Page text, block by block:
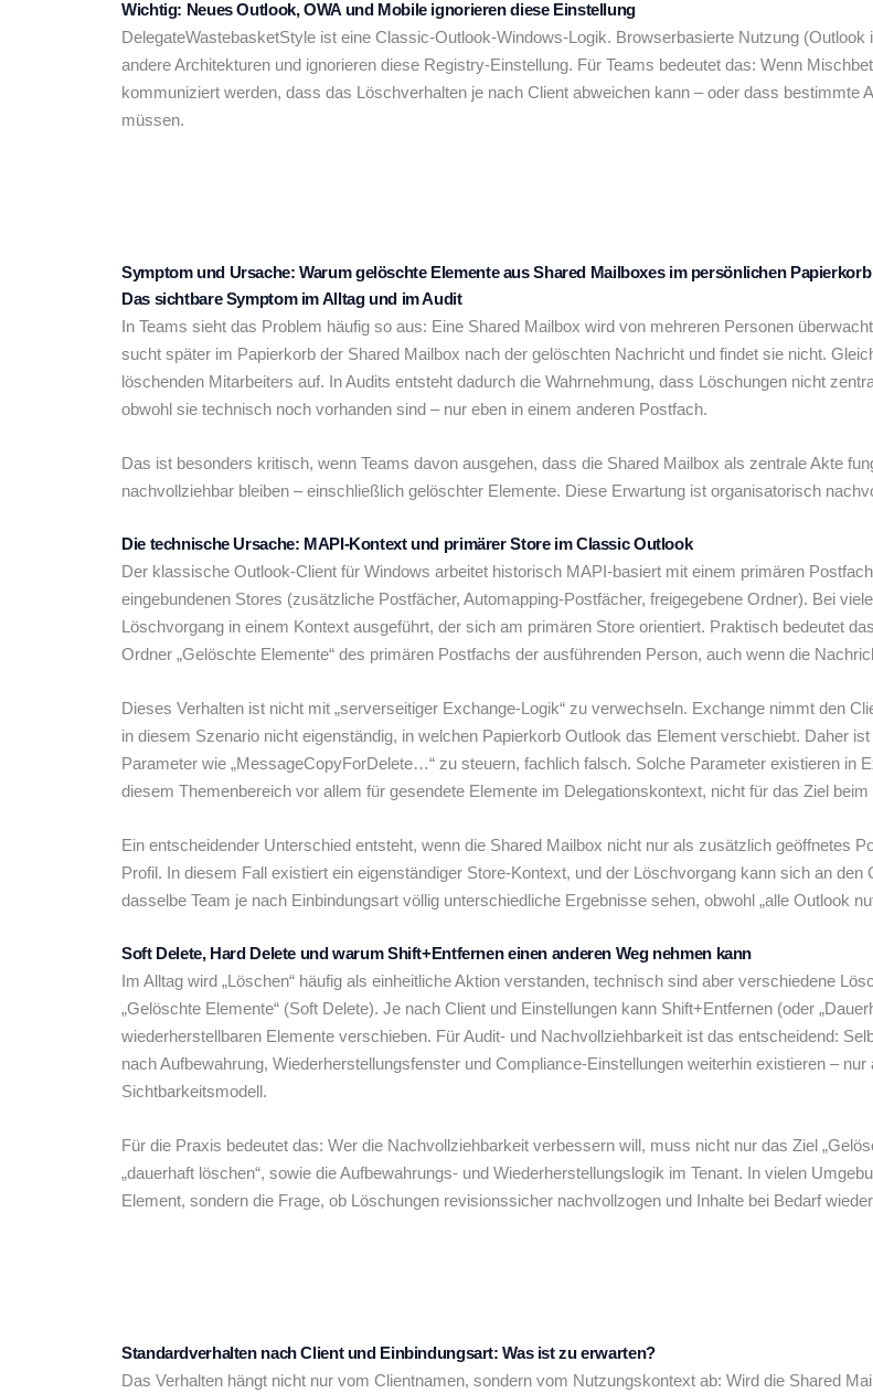
Wichtig: Neues Outlook, OWA und Mobile ignorieren diese Einstellung
DelegateWastebasketStyle ist eine Classic-Outlook-Windows-Logik. Browserbasierte Nutzung
andere Architekturen und ignorieren diese Registry-Einstellung. Für Teams bedeutet das: Wenn
kommuniziert werden, dass das Löschverhalten je nach Client abweichen kann – oder dass bestimmte
müssen.
Symptom und Ursache: Warum gelöschte Elemente aus Shared Mailboxes im persönlichen
Das sichtbare Symptom im Alltag und im Audit
In Teams sieht das Problem häufig so aus: Eine Shared Mailbox wird von mehreren Personen
sucht später im Papierkorb der Shared Mailbox nach der gelöschten Nachricht und findet sie nicht.
löschenden Mitarbeiters auf. In Audits entsteht dadurch die Wahrnehmung, dass Löschungen nicht
obwohl sie technisch noch vorhanden sind – nur eben in einem anderen Postfach.
Das ist besonders kritisch, wenn Teams davon ausgehen, dass die Shared Mailbox als zentrale Akte
nachvollziehbar bleiben – einschließlich gelöschter Elemente. Diese Erwartung ist organisatorisch
Die technische Ursache: MAPI-Kontext und primärer Store im Classic Outlook
Der klassische Outlook-Client für Windows arbeitet historisch MAPI-basiert mit einem primären
eingebundenen Stores (zusätzliche Postfächer, Automapping-Postfächer, freigegebene Ordner). Bei
Löschvorgang in einem Kontext ausgeführt, der sich am primären Store orientiert. Praktisch bedeutet
Ordner „Gelöschte Elemente“ des primären Postfachs der ausführenden Person, auch wenn die
Dieses Verhalten ist nicht mit „serverseitiger Exchange-Logik“ zu verwechseln. Exchange nimmt den
in diesem Szenario nicht eigenständig, in welchen Papierkorb Outlook das Element verschiebt. Daher
Parameter wie „MessageCopyForDelete…“ zu steuern, fachlich falsch. Solche Parameter existieren in
diesem Themenbereich vor allem für gesendete Elemente im Delegationskontext, nicht für das Ziel beim
Ein entscheidender Unterschied entsteht, wenn die Shared Mailbox nicht nur als zusätzlich geöffnetes
Profil. In diesem Fall existiert ein eigenständiger Store-Kontext, und der Löschvorgang kann sich an
dasselbe Team je nach Einbindungsart völlig unterschiedliche Ergebnisse sehen, obwohl „alle Outlook
Soft Delete, Hard Delete und warum Shift+Entfernen einen anderen Weg nehmen kann
Im Alltag wird „Löschen“ häufig als einheitliche Aktion verstanden, technisch sind aber verschiedene
„Gelöschte Elemente“ (Soft Delete). Je nach Client und Einstellungen kann Shift+Entfernen (oder
wiederherstellbaren Elemente verschieben. Für Audit- und Nachvollziehbarkeit ist das entscheidend:
nach Aufbewahrung, Wiederherstellungsfenster und Compliance-Einstellungen weiterhin existieren –
Sichtbarkeitsmodell.
Für die Praxis bedeutet das: Wer die Nachvollziehbarkeit verbessern will, muss nicht nur das Ziel
„dauerhaft löschen“, sowie die Aufbewahrungs- und Wiederherstellungslogik im Tenant. In vielen
Element, sondern die Frage, ob Löschungen revisionssicher nachvollzogen und Inhalte bei Bedarf
Standardverhalten nach Client und Einbindungsart: Was ist zu erwarten?
Das Verhalten hängt nicht nur vom Clientnamen, sondern vom Nutzungskontext ab: Wird die Shared